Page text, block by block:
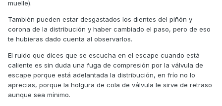
muelle).
También pueden estar desgastados los dientes del piñón y
corona de la distribución y haber cambiado el paso, pero de eso
te hubieras dado cuenta al observarlos.
El ruido que dices que se escucha en el escape cuando está
caliente es sin duda una fuga de compresión por la válvula de
escape porque está adelantada la distribución, en frío no lo
aprecias, porque la holgura de cola de válvula le sirve de retraso
aunque sea mínimo.